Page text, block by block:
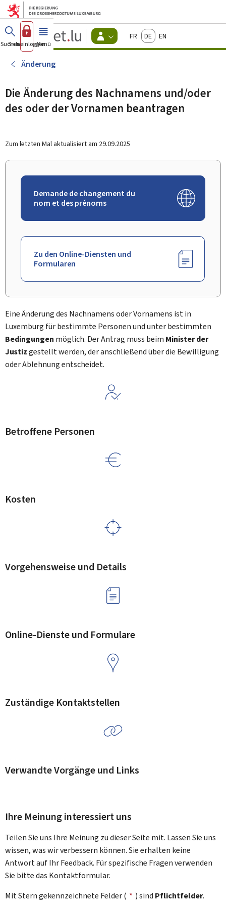
Zum Hauptmenü
Zum Inhalt
Guichet.lu
Changer
d'espace
actif
FrançaisDeutschEnglish
Suchen
Sich einloggen
Menü Haupt-
Änderung
Die Änderung des Nachnamens und/oder
des oder der Vornamen beantragen
Zum letzten Mal aktualisiert am 29.09.2025
Demande de changement du
nom et des prénoms
Zu den Online-Diensten und
Formularen
Eine Änderung des Nachnamens oder Vornamens ist in
Luxemburg für bestimmte Personen und unter bestimmten
Bedingungen möglich. Der Antrag muss beim Minister der
Justizgestellt werden, der anschließend über die Bewilligung
oder Ablehnung entscheidet.
Betroffene Personen
Kosten
Vorgehensweise und Details
Online-Dienste und Formulare
Zuständige Kontaktstellen
Verwandte Vorgänge und Links
Ihre Meinung interessiert uns
Teilen Sie uns Ihre Meinung zu dieser Seite mit. Lassen Sie uns
wissen, was wir verbessern können. Sie erhalten keine
Antwort auf Ihr Feedback. Für spezifische Fragen verwenden
Sie bitte das Kontaktformular.
Mit Stern gekennzeichnete Felder ( * ) sind Pflichtfelder.